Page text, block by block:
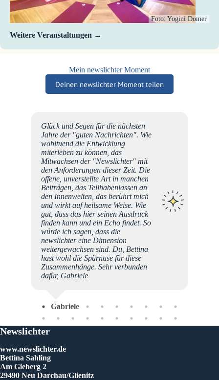
Foto: Yogini Domer
Weitere Veranstaltungen
Mein newslichter Moment
Deinen newslichter Moment teilen
Glück und Segen für die nächsten
Jahre der "guten Nachrichten". Wie
wohltuend die Entwicklung
miterleben zu können, das
Mitwachsen der "Newslichter" mit
den Anforderungen dieser Zeit. Die
offene, unverstellte Art in manchen
Beiträgen, das Teilhabenlassen an
den Innenwelten, das berührt mich
und wirkt auf heilsame Weise. Wie
gut, dass das hier seinen Ausdruck
finden kann und ein Echo findet. So
würde ich sagen, dass die
newslichter eine Dimension
weitergewachsen sind. Du, Bettina
hast wohl die Spürnase für diese
Zusammenhänge. Sehr verbunden
dafür, Gabriele
Gabriele
Newslichter
www.newslichter.de
Bettina Sahling
Am Gieberg 2
29490 Neu Darchau/Glienitz